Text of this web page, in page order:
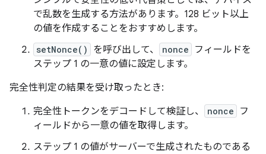
で乱数を生成する方法があります。128 ビット以上
の値を作成することをおすすめします。
setNonce() を呼び出して、 nonce
フィールドを
ステップ 1 の一意の値に設定します。
完全性判定の結果を受け取ったとき:
完全性トークンをデコードして検証し、
nonce
フ
ィールドから一意の値を取得します。
ステップ 1 の値がサーバーで生成されたものである